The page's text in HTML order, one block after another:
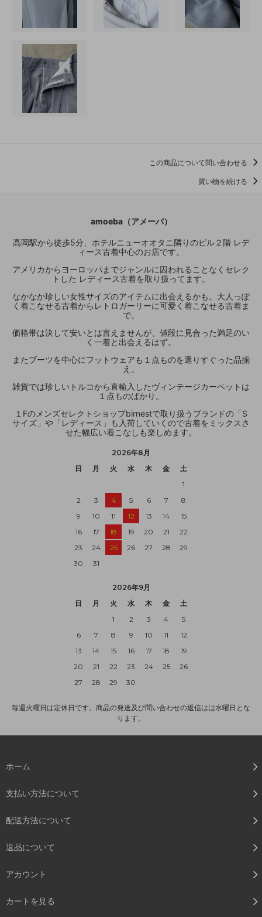
この商品について問い合わせる
買い物を続ける
amoeba（アメーバ）
高岡駅から徒歩5分、ホテルニューオオタニ隣りのビル２階 レデ
ィース古着中心のお店です。
アメリカからヨーロッパまでジャンルに囚われることなくセレク
トした レディース古着を取り扱ってます。
なかなか珍しい女性サイズのアイテムに出会えるかも。大人っぽ
く着こなせる古着からレトロガーリーに可愛く着こなせる古着ま
で。
価格帯は決して安いとは言えませんが、値段に見合った満足のい
く一着と出会えるはず。
またブーツを中心にフットウェアも１点ものを選りすぐった品揃
え。
雑貨では珍しいトルコから直輸入したヴィンテージカーペットは
１点ものばかり。
１Fのメンズセレクトショップbirnestで取り扱うブランドの「S
サイズ」や「レディース」も入荷していくので古着をミックスさ
せた幅広い着こなしも楽しめます。
2026年8月
日
月 火 水 木 金
土
1
2
3 4 5 6 7
8
9
10 11 12 13 14
15
16
17 18 19 20 21
22
23
24 25 26 27 28
29
30
31
2026年9月
日
月 火 水 木 金
土
1
2 3 4
5
6
7 8 9 10 11
12
13
14 15 16 17 18
19
20
21 22 23 24 25
26
27
28 29 30
毎週火曜日は定休日です。商品の発送及び問い合わせの返信はは水曜日とな
ります。
ホーム
支払い方法について
配送方法について
返品について
アカウント
カートを見る